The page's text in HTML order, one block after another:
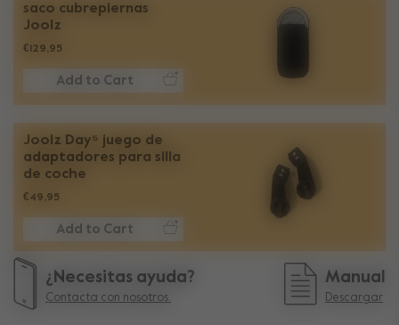
saco cubrepiernas
Joolz
€129,95
Add to Cart
Joolz Day⁵ juego de
adaptadores para silla
de coche
€49,95
Add to Cart
¿Necesitas ayuda?
Contacta con nosotros.
Manual
Descargar